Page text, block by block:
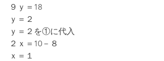
９ｙ＝18
ｙ＝２
ｙ＝２を①に代入
２ｘ＝10－８
ｘ＝１